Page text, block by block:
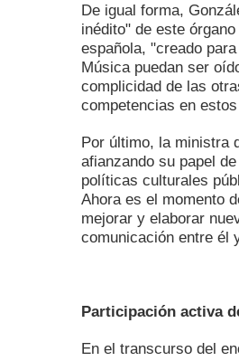
De igual forma,
inédito" de este
española, "creado
Música puedan ser
complicidad de las
competencias en
Por último, la ministra
afianzando su papel
políticas culturales
Ahora es el momento
mejorar y elaborar
comunicación entre él
Participación activa
En el transcurso del